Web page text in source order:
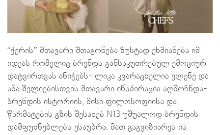
“ქერის” მთავარი შთაგონება ზუსტად ეხმიანება იმ
იდეას რომელიც ბრენდს განსაკუთრებულ ემოციურ
დატვირთვას ანიჭებს- ლიკა კვარაცხელია ელენე და
ანა შელიებისთვის მთავარი ინსპირაცია აღმოჩნდა-
ბრენდის ისტორიის, მისი ფილოსოფიისა და
წარმატების გზის შესახებ N13 უშუალოდ ბრენდის
დამფუძნებლებს ესაუბრა. მათ გაგვიზიარეს ის